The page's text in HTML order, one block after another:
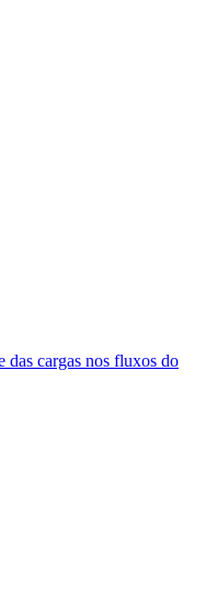
das cargas nos fluxos do